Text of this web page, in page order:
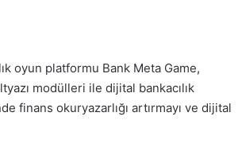
oyun platformu Bank Meta Game,
modülleri ile dijital bankacılık
finans okuryazarlığı artırmayı ve dijital